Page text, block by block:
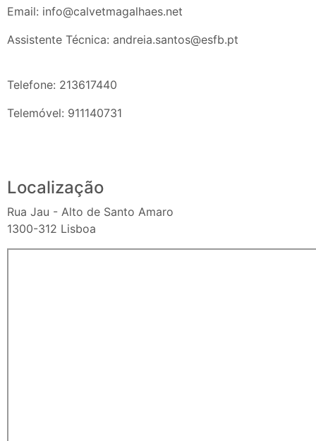
Email: info@calvetmagalhaes.net
Assistente Técnica: andreia.santos@esfb.pt
Telefone: 213617440
Telemóvel: 911140731
Localização
Rua Jau - Alto de Santo Amaro
1300-312 Lisboa